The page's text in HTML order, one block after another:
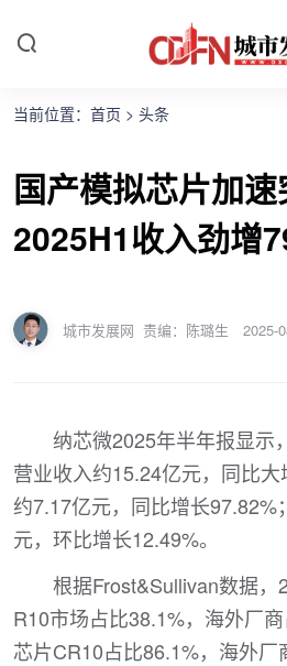
当前位置： 首页 > 头条
国产模拟芯片加
2025H1收入劲增
城市发展网 责编：陈璐生 2025-
纳芯微2025年半年报显示
营业收入约15.24亿元，同比
约7.17亿元，同比增长97.82%
元，环比增长12.49%。
根据Frost&Sullivan数据
R10市场占比38.1%，海外厂
芯片CR10占比86.1%，海外